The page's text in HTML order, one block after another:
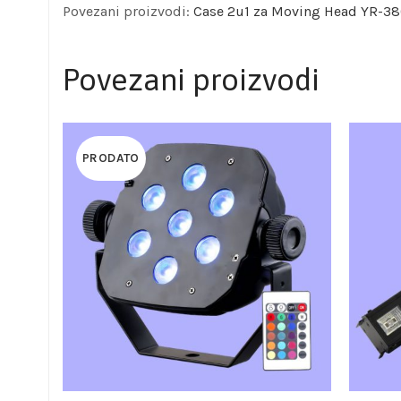
Povezani proizvodi: Case 2u1 za Moving Head YR-
Povezani proizvodi
PRODATO